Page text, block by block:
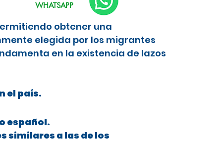
WHATSAPP
obtener una
elegida por los migrantes
en la existencia de lazos
el país.
español.
similares a las de los